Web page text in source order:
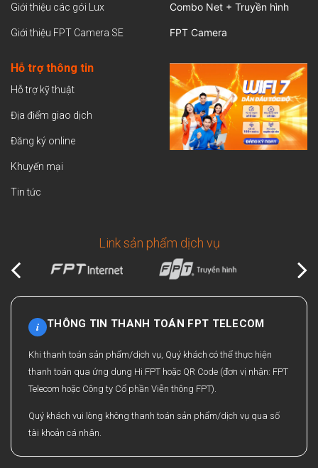
Giới thiệu các gói Lux
Giới thiệu FPT Camera SE
Combo Net + Truyền hình
FPT Camera
Hỗ trợ thông tin
Hỗ trợ kỹ thuật
Địa điểm giao dịch
Đăng ký online
Khuyến mại
Tin tức
Link sản phẩm dịch vụ
i THÔNG TIN THANH TOÁN FPT TELECOM
Khi thanh toán sản phẩm/dịch vụ, Quý khách có thể thực hiện
thanh toán qua ứng dụng Hi FPT hoặc QR Code (đơn vị nhận: FPT
Telecom hoặc Công ty Cổ phần Viễn thông FPT).
Quý khách vui lòng không thanh toán sản phẩm/dịch vụ qua số
tài khoản cá nhân.